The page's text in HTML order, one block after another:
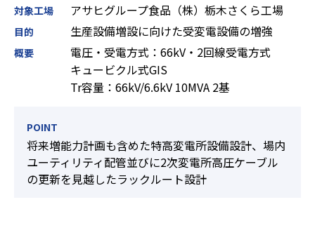
対象工場 アサヒグループ食品（株）栃木さくら工場
目的 生産設備増設に向けた受変電設備の増強
概要
電圧・受電方式：66kV・2回線受電方式
キュービクル式GIS
Tr容量：66kV/6.6kV 10MVA 2基
POINT
将来増能力計画も含めた特高変電所設備設計、場内
ユーティリティ配管並びに2次変電所高圧ケーブル
の更新を見越したラックルート設計